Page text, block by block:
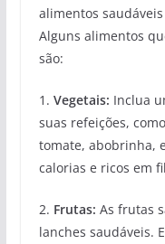
alimentos
Alguns alimentos
são:
1. Vegetais: Inclua
suas refeições,
tomate, abobrinha,
calorias e ricos em
2. Frutas: As frutas
lanches saudáveis.